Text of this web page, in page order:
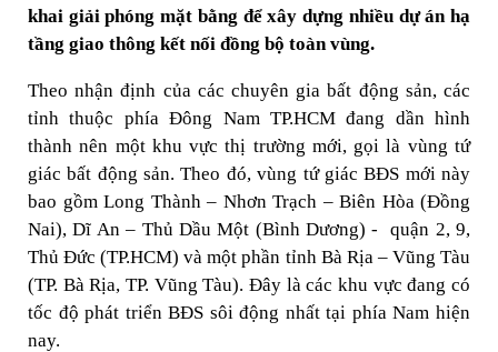
khai giải phóng mặt bằng để xây dựng nhiều dự án hạ
tầng giao thông kết nối đồng bộ toàn vùng.
Theo nhận định của các chuyên gia bất động sản, các
tỉnh thuộc phía Đông Nam TP.HCM đang dần hình
thành nên một khu vực thị trường mới, gọi là vùng tứ
giác bất động sản. Theo đó, vùng tứ giác BĐS mới này
bao gồm Long Thành – Nhơn Trạch – Biên Hòa (Đồng
Nai), Dĩ An – Thủ Dầu Một (Bình Dương) - quận 2, 9,
Thủ Đức (TP.HCM) và một phần tỉnh Bà Rịa – Vũng Tàu
(TP. Bà Rịa, TP. Vũng Tàu). Đây là các khu vực đang có
tốc độ phát triển BĐS sôi động nhất tại phía Nam hiện
nay.